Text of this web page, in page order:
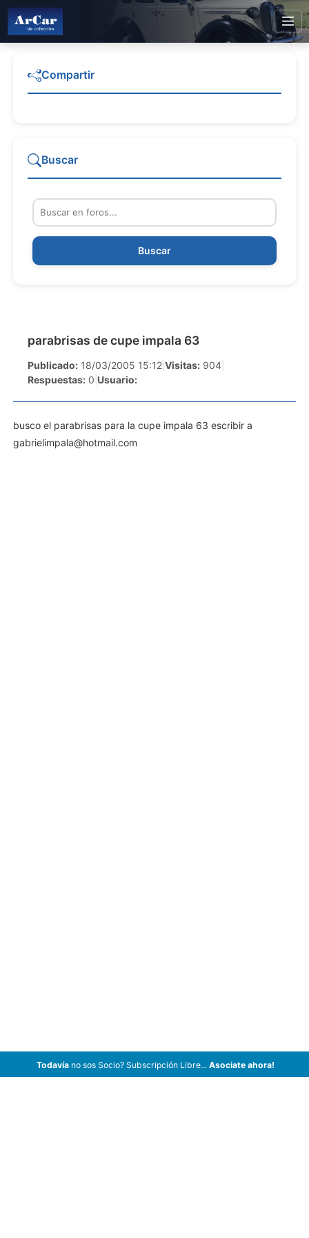
parabrisas de cupe impala 63
Publicado: 18/03/2005 15:12 Visitas: 904
Respuestas: 0 Usuario:
busco el parabrisas para la cupe impala 63 escribir a
gabrielimpala@hotmail.com
Compartir
Buscar
Buscar
Todavíano sos Socio? Subscripción Libre... Asociate ahora!